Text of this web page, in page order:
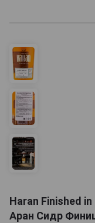
Haran Finished
Аран Сидр